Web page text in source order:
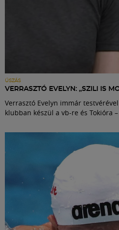
ÚSZÁS
VERRASZTÓ EVELYN: „SZILI IS
Verrasztó Evelyn immár
klubban készül a vb-re és Tokióra –
Shop
Közösség
Múzeum